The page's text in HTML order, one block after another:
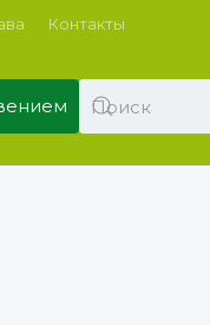
Контакты